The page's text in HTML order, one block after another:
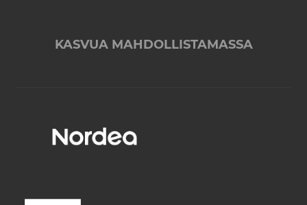
KASVUA MAHDOLLISTAMASSA